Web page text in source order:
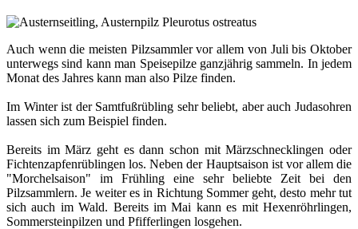
Auch wenn die meisten Pilzsammler vor allem von Juli bis Oktober
unterwegs sind kann man Speisepilze ganzjährig sammeln. In jedem
Monat des Jahres kann man also Pilze finden.
Im Winter ist der Samtfußrübling sehr beliebt, aber auch Judasohren
lassen sich zum Beispiel finden.
Bereits im März geht es dann schon mit Märzschnecklingen oder
Fichtenzapfenrüblingen los. Neben der Hauptsaison ist vor allem die
"Morchelsaison" im Frühling eine sehr beliebte Zeit bei den
Pilzsammlern. Je weiter es in Richtung Sommer geht, desto mehr tut
sich auch im Wald. Bereits im Mai kann es mit Hexenröhrlingen,
Sommersteinpilzen und Pfifferlingen losgehen.